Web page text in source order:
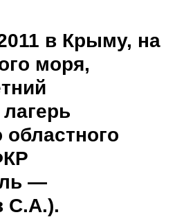
в Крыму, на
моря,
областного
—
С.А.).